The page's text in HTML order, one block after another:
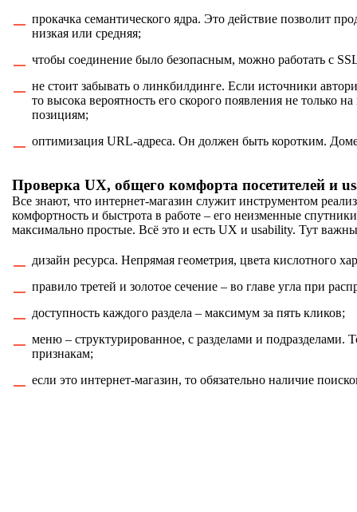
прокачка семантического ядра. Это действие позволит
низкая или средняя;
чтобы соединение было безопасным, можно работать с
не стоит забывать о линкбилдинге. Если источники
то высока вероятность его скорого появления не
позициям;
оптимизация URL-адреса. Он должен быть коротким.
Проверка UX, общего комфорта посетителей и
Все знают, что интернет-магазин служит инструментом
комфортность и быстрота в работе – его неизменные
максимально простые. Всё это и есть UX и usability. Тут
дизайн ресурса. Непрямая геометрия, цвета кислотного
правило третей и золотое сечение – во главе угла при
доступность каждого раздела – максимум за пять кликов;
меню – структурированное, с разделами и
признакам;
если это интернет-магазин, то обязательно наличие